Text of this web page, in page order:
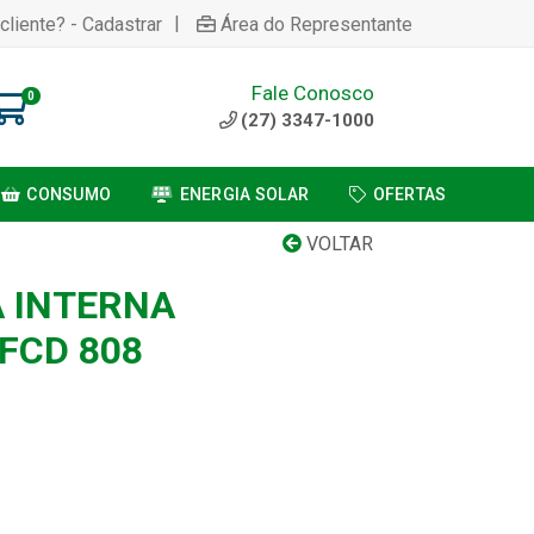
- Cadastrar | Área do Representante
0 Fale Conosco
(27) 3347-1000
CONSUMO ENERGIA SOLAR OFERTAS
VOLTAR
INTERNA
808